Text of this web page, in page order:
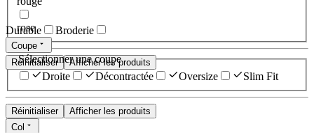
rose
Réinitialiser Afficher les produits
Durable Broderie
Coupe
Sélectionner une coupe
Droite
Décontractée Oversize Slim Fit
Réinitialiser
Afficher les produits
Col